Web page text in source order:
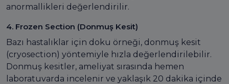
anormallikleri değerlendirilir.
4. Frozen Section (Donmuş Kesit)
Bazı hastalıklar için doku örneği, donmuş kesit
(cryosection) yöntemiyle hızla değerlendirilebilir.
Donmuş kesitler, ameliyat sırasında hemen
laboratuvarda incelenir ve yaklaşık 20 dakika içinde